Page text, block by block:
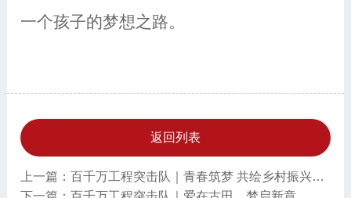
一个孩子的梦想之路。
返回列表
上一篇：百千万工程突击队｜青春筑梦 共绘乡村振兴新篇章